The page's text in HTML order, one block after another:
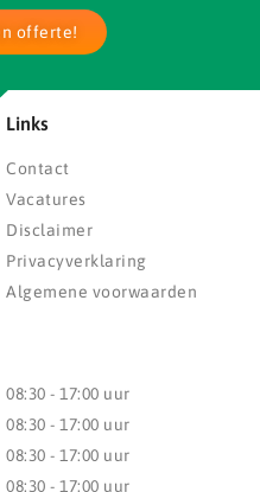
offerte!
Links
Contact
Vacatures
Disclaimer
Privacyverklaring
Algemene voorwaarden
08:30 - 17:00 uur
08:30 - 17:00 uur
08:30 - 17:00 uur
08:30 - 17:00 uur